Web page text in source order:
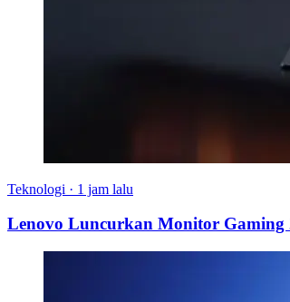
Teknologi · 1 jam lalu
Lenovo Luncurkan Monitor Gaming